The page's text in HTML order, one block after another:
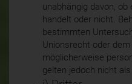
unabhängig davon,
handelt oder nicht.
bestimmten
Unionsrecht oder
möglicherweise
gelten jedoch nicht